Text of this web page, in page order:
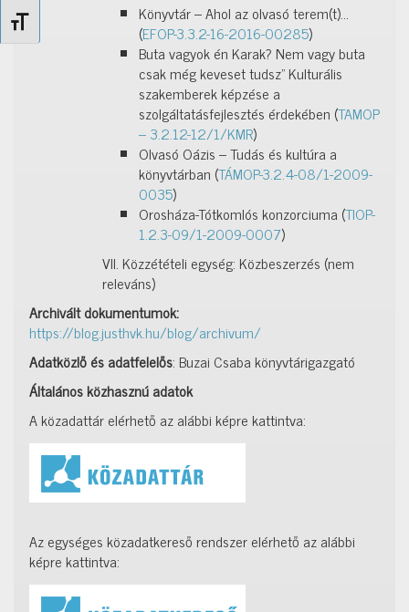
Betűméret váltása
Könyvtár – Ahol az olvasó terem(t)…
(EFOP-3.3.2-16-2016-00285)
Buta vagyok én Karak? Nem vagy buta
csak még keveset tudsz” Kulturális
szakemberek képzése a
szolgáltatásfejlesztés érdekében (TAMOP
– 3.2.12-12/1/KMR)
Olvasó Oázis – Tudás és kultúra a
könyvtárban (TÁMOP-3.2.4-08/1-2009-
0035)
Orosháza-Tótkomlós konzorciuma (TIOP-
1.2.3-09/1-2009-0007)
VII. Közzétételi egység: Közbeszerzés (nem
releváns)
Archivált dokumentumok:
https://blog.justhvk.hu/blog/archivum/
Adatközlő és adatfelelős: Buzai Csaba könyvtárigazgató
Általános közhasznú adatok
A közadattár elérhető az alábbi képre kattintva:
Az egységes közadatkereső rendszer elérhető az alábbi
képre kattintva: